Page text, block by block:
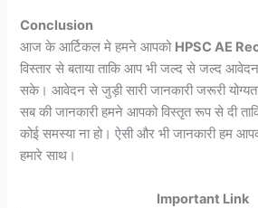
Conclusion
आज के आर्टिकल मे हमने आपको HPSC AE
विस्तार से बताया ताकि आप भी जल्द से जल्द
सके। आवेदन से जुड़ी सारी जानकारी जरूरी
सब की जानकारी हमने आपको विस्तृत रूप से दी
कोई समस्या ना हो। ऐसी और भी जानकारी हम
हमारे साथ।
Important Link